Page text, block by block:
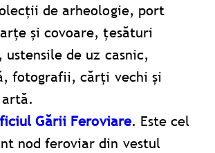
de arheologie, port
și covoare, țesături
de uz casnic,
fotografii, cărți vechi și
Gării Feroviare. Este cel
nod feroviar din vestul